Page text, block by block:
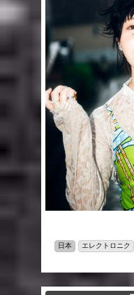
日本 エレクトロニク